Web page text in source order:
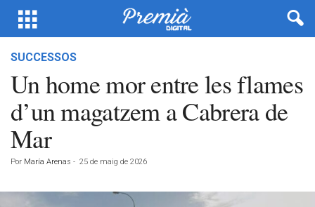
SUCCESSOS
Un home mor entre les flames
d’un magatzem a Cabrera de
Mar
Por María Arenas - 25 de maig de 2026